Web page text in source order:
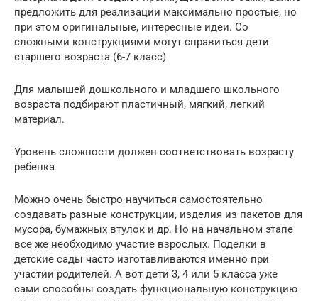
предложить для реализации максимально простые, но
при этом оригинальные, интересные идеи. Со
сложными конструкциями могут справиться дети
старшего возраста (6-7 класс)
Для малышей дошкольного и младшего школьного
возраста подбирают пластичный, мягкий, легкий
материал.
Уровень сложности должен соответствовать возрасту
ребенка
Можно очень быстро научиться самостоятельно
создавать разные конструкции, изделия из пакетов для
мусора, бумажных втулок и др. Но на начальном этапе
все же необходимо участие взрослых. Поделки в
детские сады часто изготавливаются именно при
участии родителей. А вот дети 3, 4 или 5 класса уже
сами способны создать функциональную конструкцию